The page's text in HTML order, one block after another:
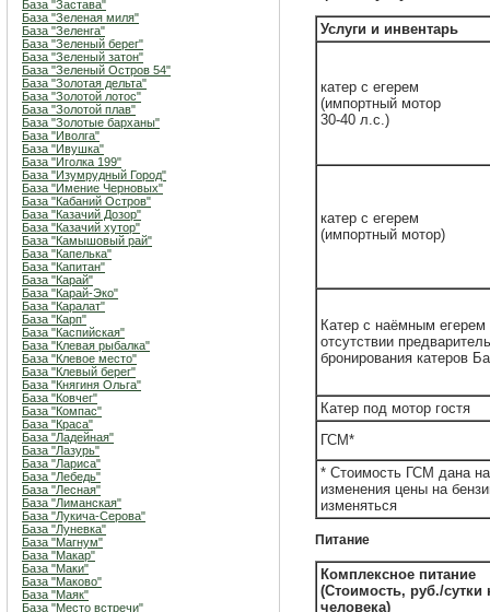
База "Застава"
База "Зеленая миля"
База "Зеленга"
База "Зеленый берег"
База "Зеленый затон"
База "Зеленый Остров 54"
База "Золотая дельта"
База "Золотой лотос"
База "Золотой плав"
База "Золотые барханы"
База "Иволга"
База "Ивушка"
База "Иголка 199"
База "Изумрудный Город"
База "Имение Черновых"
База "Кабаний Остров"
База "Казачий Дозор"
База "Казачий хутор"
База "Камышовый рай"
База "Капелька"
База "Капитан"
База "Карай"
База "Карай-Эко"
База "Каралат"
База "Карп"
База "Каспийская"
База "Клевая рыбалка"
База "Клевое место"
База "Клевый берег"
База "Княгиня Ольга"
База "Ковчег"
База "Компас"
База "Краса"
База "Ладейная"
База "Лазурь"
База "Лариса"
База "Лебедь"
База "Лесная"
База "Лиманская"
База "Лукича-Серова"
База "Луневка"
База "Магнум"
База "Макар"
База "Маки"
База "Маково"
База "Маяк"
База "Место встречи"
Услуги и инвентарь
катер с егерем
(импортный мотор
30-40 л.с.)
катер с егерем
(импортный мотор)
Катер с наёмным егерем
отсутствии
бронирования катеров
Катер под мотор гостя
ГСМ*
* Стоимость ГСМ дана
изменения цены на
изменяться
Питание
Комплексное питание
(Стоимость, руб./сутки
человека)